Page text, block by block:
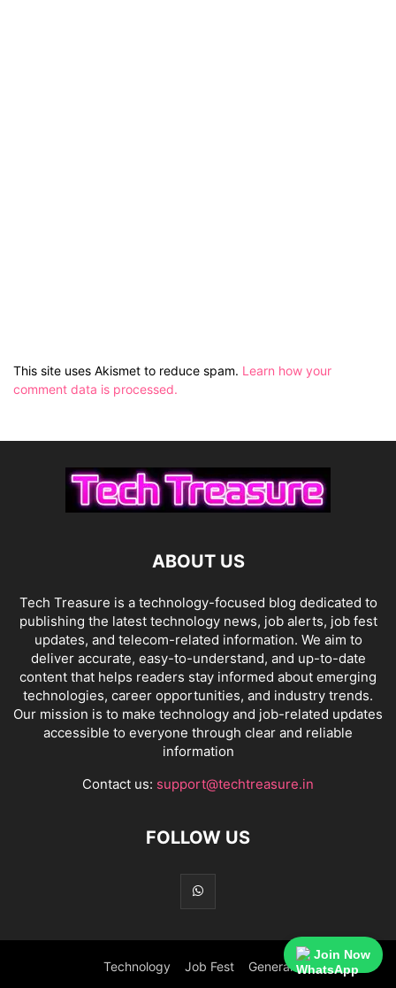
This site uses Akismet to reduce spam. Learn how your
comment data is processed.
ABOUT US
Tech Treasure is a technology-focused blog dedicated to
publishing the latest technology news, job alerts, job fest
updates, and telecom-related information. We aim to
deliver accurate, easy-to-understand, and up-to-date
content that helps readers stay informed about emerging
technologies, career opportunities, and industry trends.
Our mission is to make technology and job-related updates
accessible to everyone through clear and reliable
information
Contact us: support@techtreasure.in
FOLLOW US
Technology Job Fest General
Join Now